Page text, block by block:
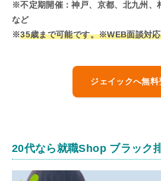
※不定期開催：神戸、京都、北九州、
など
※35歳まで可能です。※WEB面談対
ジェイックへ無料
20代なら就職Shop ブラック